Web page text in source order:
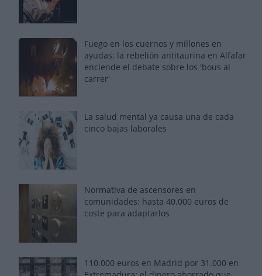
Fuego en los cuernos y millones en
ayudas: la rebelión antitaurina en Alfafar
enciende el debate sobre los 'bous al
carrer'
La salud mental ya causa una de cada
cinco bajas laborales
Normativa de ascensores en
comunidades: hasta 40.000 euros de
coste para adaptarlos
110.000 euros en Madrid por 31.000 en